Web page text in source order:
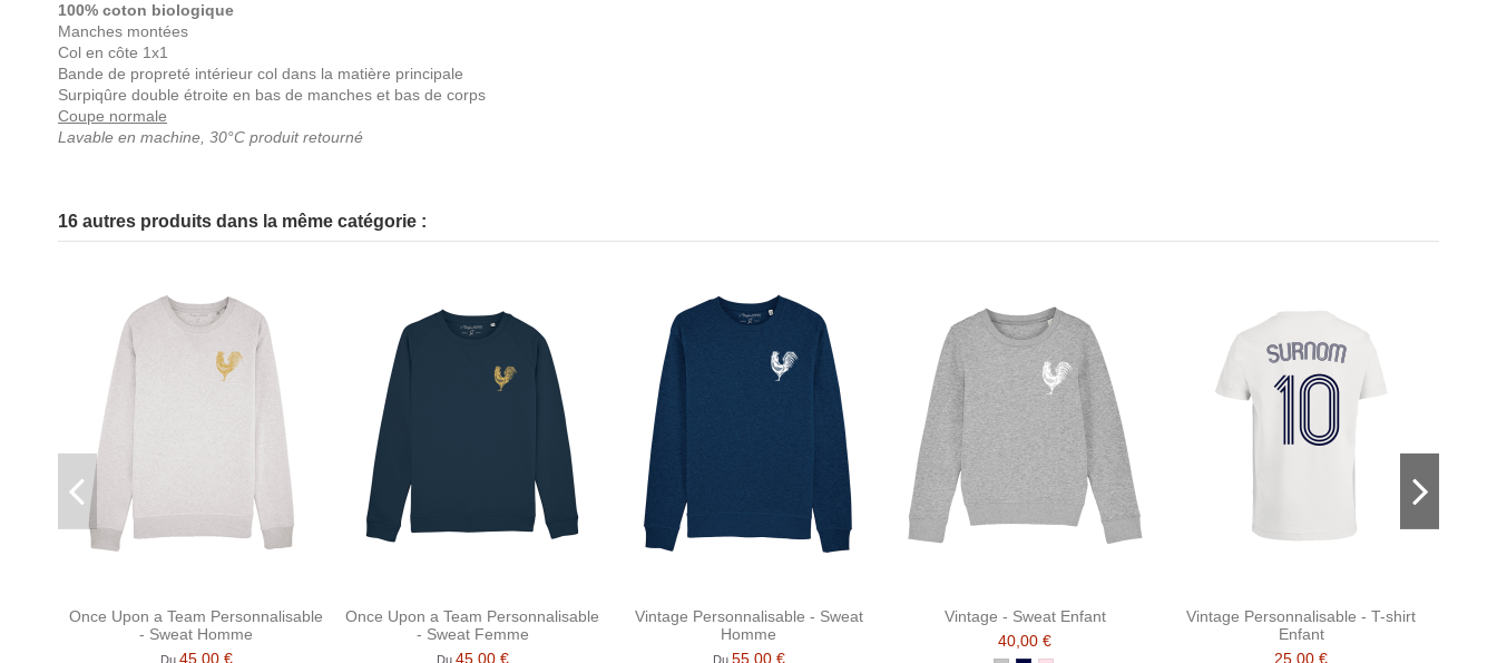
100% coton biologique
Manches montées
Col en côte 1x1
Bande de propreté intérieur col dans la matière principale
Surpiqûre double étroite en bas de manches et bas de corps
Coupe normale
Lavable en machine, 30°C produit retourné
16 autres produits dans la même catégorie :
Once Upon a Team Personnalisable
- Sweat Homme
Du 45,00 €
Once Upon a Team Personnalisable
- Sweat Femme
Du 45,00 €
Vintage Personnalisable - Sweat
Homme
Du 55,00 €
Vintage - Sweat Enfant
40,00 €
Vintage Personnalisable - T-shirt
Enfant
25,00 €